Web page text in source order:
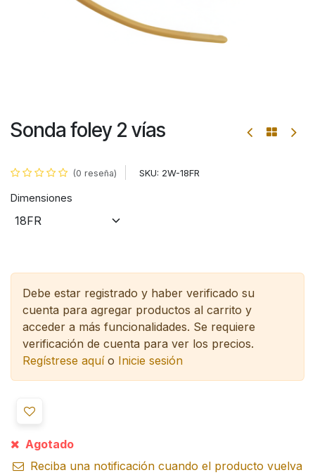
Sonda foley 2 vías
(0 reseña) SKU: 2W-18FR
Dimensiones
Debe estar registrado y haber verificado su
cuenta para agregar productos al carrito y
acceder a más funcionalidades. Se requiere
verificación de cuenta para ver los precios.
Regístrese aquío Inicie sesión
Agotado
Reciba una notificación cuando el producto vuelva